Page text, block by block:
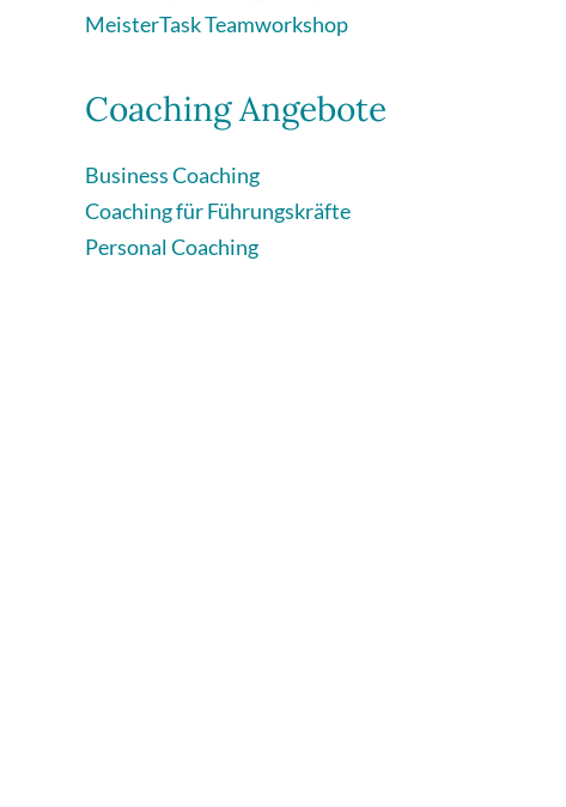
MeisterTask Teamworkshop
Coaching Angebote
Business Coaching
Coaching für Führungskräfte
Personal Coaching